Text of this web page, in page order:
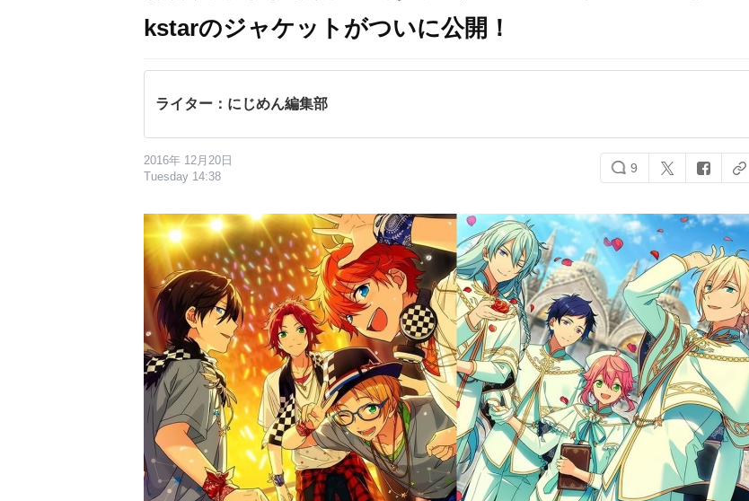
kstarのジャケットがついに公開！
ライター：にじめん編集部
2016年 12月20日
Tuesday 14:38
9